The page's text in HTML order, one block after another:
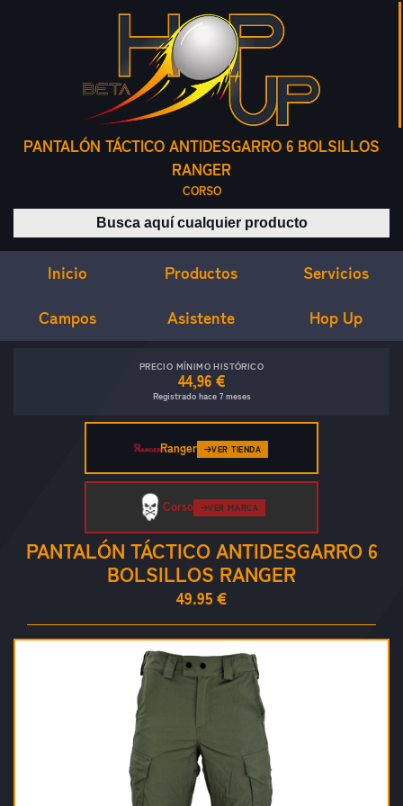
PANTALÓN TÁCTICO ANTIDESGARRO 6 BOLSILLOS
RANGER
CORSO
Buscar productos
Inicio Productos Servicios
Campos Asistente Hop Up
PRECIO MÍNIMO HISTÓRICO
44,96 €
Registrado hace 7 meses
Ranger VER TIENDA
PANTALÓN TÁCTICO ANTIDESGARRO 6
BOLSILLOS RANGER
49.95 €
Corso VER MARCA